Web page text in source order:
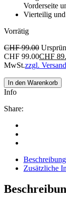
Vorderseite
Vierteilig und
Vorrätig
CHF99.00
CHF 99.00CHF
MwSt.zzgl.
In den Warenkorb
Info
Share:
Beschreibung
Zusätzliche